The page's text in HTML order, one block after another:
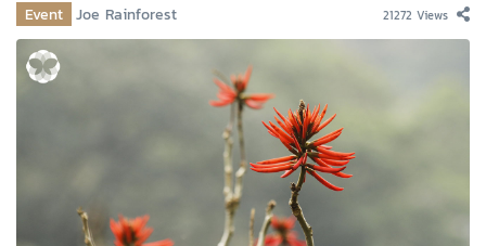
Event Joe Rainforest 21272 Views